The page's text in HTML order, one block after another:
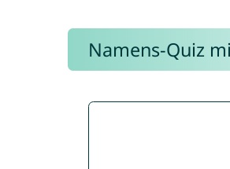
Namens-Quiz